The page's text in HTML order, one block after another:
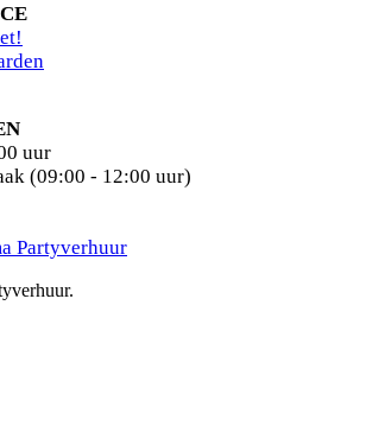
uur
(09:00 - 12:00 uur)
Partyverhuur